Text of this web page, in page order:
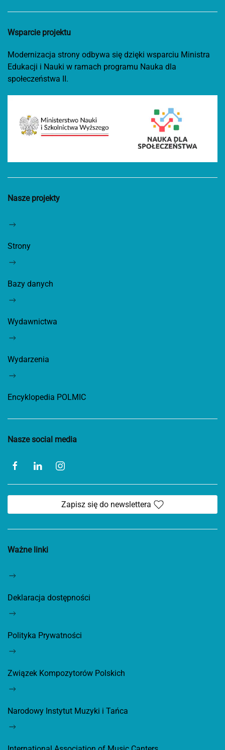
Wsparcie projektu
Modernizacja strony odbywa się dzięki wsparciu Ministra
Edukacji i Nauki w ramach programu Nauka dla
społeczeństwa II.
Nasze projekty
Strony
Bazy danych
Wydawnictwa
Wydarzenia
Encyklopedia POLMIC
Nasze social media
Zapisz się do newslettera
Ważne linki
Deklaracja dostępności
Polityka Prywatności
Związek Kompozytorów Polskich
Narodowy Instytut Muzyki i Tańca